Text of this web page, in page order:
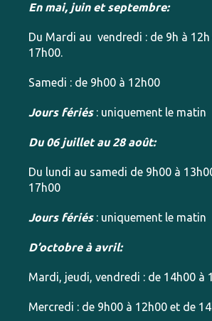
En mai, juin et septembre:
Du Mardi au vendredi : de 9h à
17h00.
Samedi : de 9h00 à 12h00
Jours fériés: uniquement le matin
Du 06 juillet au 28 août:
Du lundi au samedi de 9h00 à
17h00
Jours fériés: uniquement le matin
D’octobre à avril:
Mardi, jeudi, vendredi : de 14h00 à
Mercredi : de 9h00 à 12h00 et de